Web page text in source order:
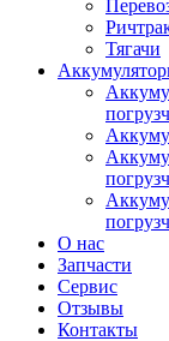
Тягачи
О нас
Запчасти
Сервис
Отзывы
Контакты